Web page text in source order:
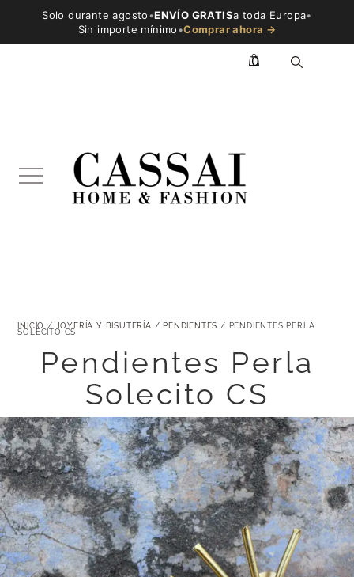
Solo durante agosto•ENVÍO GRATISa toda Europa•
Sin importe mínimo•Comprar ahora →
0
INICIO / JOYERÍA Y BISUTERÍA / PENDIENTES / PENDIENTES PERLA
SOLECITO CS
Pendientes Perla
Solecito CS